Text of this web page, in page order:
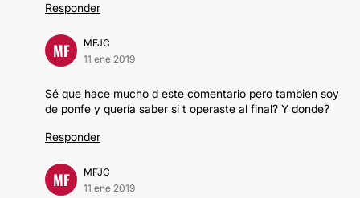
Responder
MF
MFJC
11 ene 2019
Sé que hace mucho d este comentario pero tambien soy
de ponfe y quería saber si t operaste al final? Y donde?
Responder
MF
MFJC
11 ene 2019